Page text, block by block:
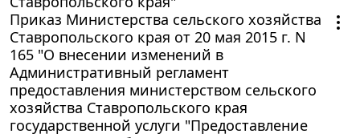
Приказ Министерства сельского хозяйства
Ставропольского края от 20 мая 2015 г. N
165 "О внесении изменений в
Административный регламент
предоставления министерством сельского
хозяйства Ставропольского края
государственной услуги "Предоставление